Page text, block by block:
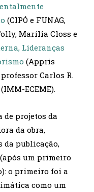
(CIPÓ e FUNAG,
Marília Closs e
Lideranças
(Appris
Carlos R.
ECEME).
de projetos da
da obra,
da publicação,
um primeiro
o primeiro foi a
como um